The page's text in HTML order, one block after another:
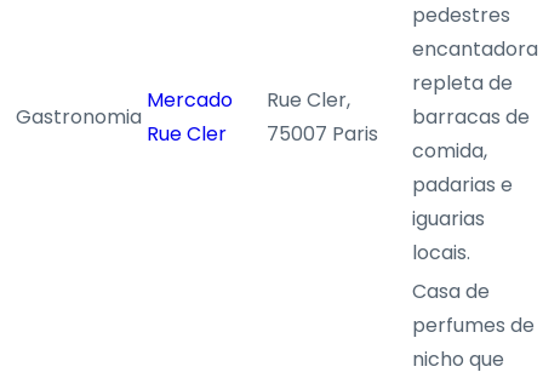
Gastronomia
Mercado
Rue Cler
Rue Cler,
75007 Paris
pedestres
encantadora
repleta de
barracas de
comida,
padarias e
iguarias
locais.
Casa de
perfumes de
nicho que